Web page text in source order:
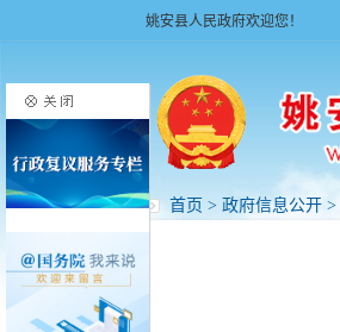
姚安县人民政府欢迎您！
首页 > 政府信息公开 >